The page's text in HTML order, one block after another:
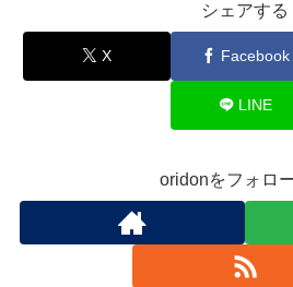
シェアする
X Facebook
LINE
oridonをフォロ